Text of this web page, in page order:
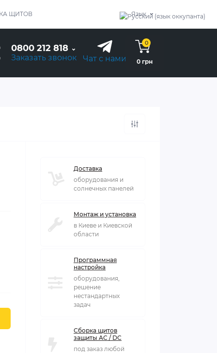
ЩИТОВ Язык
0800 212 818
Заказать звонок Чат с нами
0
0 грн
Доставка
оборудования и
солнечных панелей
Монтаж и установка
в Киеве и Киевской
области
Программная
настройка
оборудования,
решение
нестандартных
задач
Сборка щитов
защиты AC / DC
под заказ любой